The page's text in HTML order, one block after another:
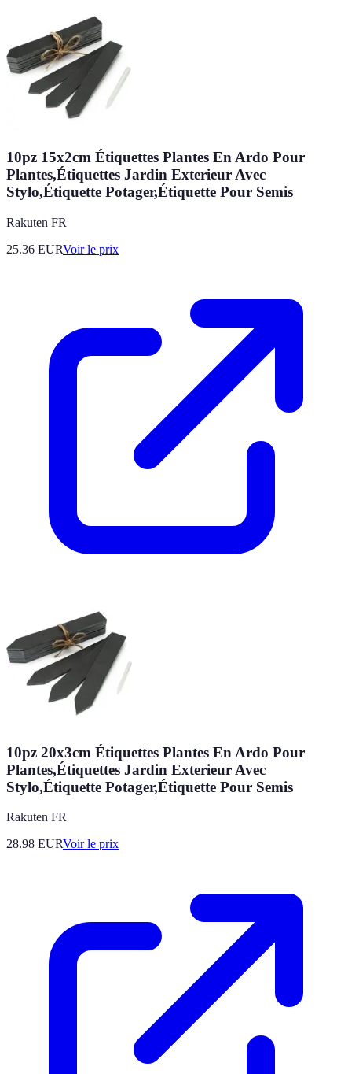
10pz 15x2cm Étiquettes Plantes En Ardo Pour
Plantes,Étiquettes Jardin Exterieur Avec
Stylo,Étiquette Potager,Étiquette Pour Semis
Rakuten FR
25.36 EURVoir le prix
10pz 20x3cm Étiquettes Plantes En Ardo Pour
Plantes,Étiquettes Jardin Exterieur Avec
Stylo,Étiquette Potager,Étiquette Pour Semis
Rakuten FR
28.98 EURVoir le prix